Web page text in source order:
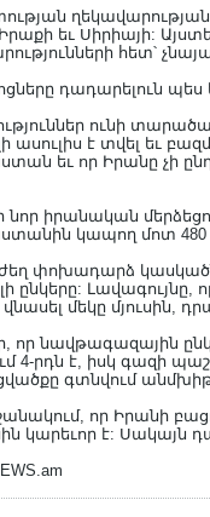
Իրաքի եւ Սիրիայի:
հետ՝
դադարելուն պես
ունի
ասուլիս է տվել եւ
եւ որ Իրանը չի
նոր իրանական
կապող մոտ
փոխադարձ
ընկերը: Լավագույնը,
վնասել մեկը
էր, որ նավթագազային
4-րդն է, իսկ գազի
գտնվում
որ Իրանի
կարեւոր է: Սակայն